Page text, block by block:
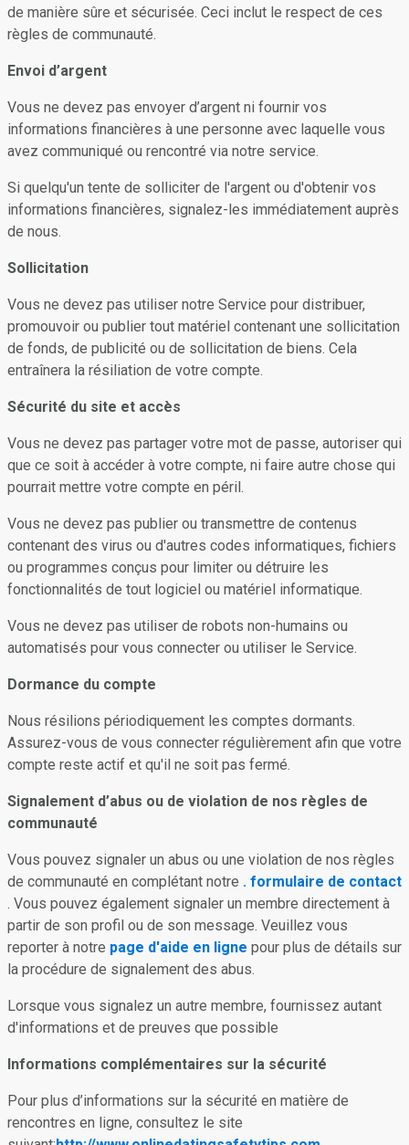
de manière sûre et sécurisée. Ceci inclut le respect de ces
règles de communauté.
Envoi d’argent
Vous ne devez pas envoyer d’argent ni fournir vos
informations financières à une personne avec laquelle vous
avez communiqué ou rencontré via notre service.
Si quelqu'un tente de solliciter de l'argent ou d'obtenir vos
informations financières, signalez-les immédiatement auprès
de nous.
Sollicitation
Vous ne devez pas utiliser notre Service pour distribuer,
promouvoir ou publier tout matériel contenant une sollicitation
de fonds, de publicité ou de sollicitation de biens. Cela
entraînera la résiliation de votre compte.
Sécurité du site et accès
Vous ne devez pas partager votre mot de passe, autoriser qui
que ce soit à accéder à votre compte, ni faire autre chose qui
pourrait mettre votre compte en péril.
Vous ne devez pas publier ou transmettre de contenus
contenant des virus ou d'autres codes informatiques, fichiers
ou programmes conçus pour limiter ou détruire les
fonctionnalités de tout logiciel ou matériel informatique.
Vous ne devez pas utiliser de robots non-humains ou
automatisés pour vous connecter ou utiliser le Service.
Dormance du compte
Nous résilions périodiquement les comptes dormants.
Assurez-vous de vous connecter régulièrement afin que votre
compte reste actif et qu'il ne soit pas fermé.
Signalement d’abus ou de violation de nos règles de
communauté
Vous pouvez signaler un abus ou une violation de nos règles
de communauté en complétant notre . formulaire de contact
. Vous pouvez également signaler un membre directement à
partir de son profil ou de son message. Veuillez vous
reporter à notre page d'aide en ligne pour plus de détails sur
la procédure de signalement des abus.
Lorsque vous signalez un autre membre, fournissez autant
d'informations et de preuves que possible
Informations complémentaires sur la sécurité
Pour plus d’informations sur la sécurité en matière de
rencontres en ligne, consultez le site